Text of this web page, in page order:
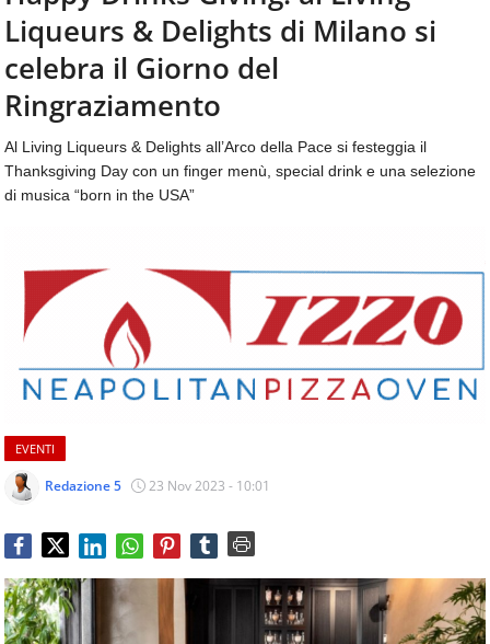
aggiornamenti
quotidiani
su
temi
come
ospitalità,
ristorazione,
food
&
articoli
quotidiani
sul
dell'alimentazione,
dei
fuoricasa,
del
Food
e
tutte
le
novità
del
CONTATTI
Liqueurs & Delights di Milano si
celebra il Giorno del
Ringraziamento
Al Living Liqueurs & Delights all’Arco della Pace si festeggia il
Thanksgiving Day con un finger menù, special drink e una selezione
di musica “born in the USA”
EVENTI
Redazione 5 23 Nov 2023 - 10:01